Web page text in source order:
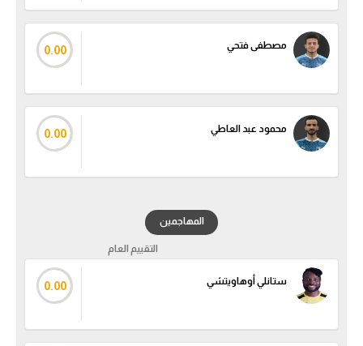
مصطفى فتحي 0.00
محمود عبد العاطي 0.00
المهاجمين
التقييم العام
ستانلي أوهاويتشي 0.00